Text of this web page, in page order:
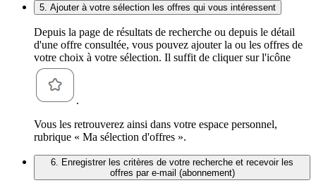
5. Ajouter à votre sélection les offres qui vous intéressent
Depuis la page de résultats de recherche ou depuis le détail
d'une offre consultée, vous pouvez ajouter la ou les offres de
votre choix à votre sélection. Il suffit de cliquer sur l'icône
.
Vous les retrouverez ainsi dans votre espace personnel,
rubrique « Ma sélection d'offres ».
6. Enregistrer les critères de votre recherche et recevoir les
offres par e-mail (abonnement)